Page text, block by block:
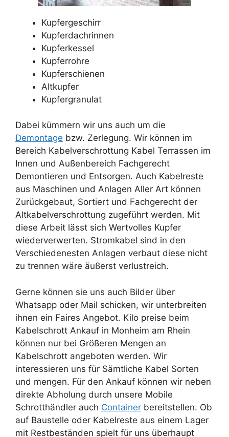
Kupfergeschirr
Kupferdachrinnen
Kupferkessel
Kupferrohre
Kupferschienen
Altkupfer
Kupfergranulat
Dabei kümmern wir uns auch um die
Demontage bzw. Zerlegung. Wir können im
Bereich Kabelverschrottung Kabel Terrassen im
Innen und Außenbereich Fachgerecht
Demontieren und Entsorgen. Auch Kabelreste
aus Maschinen und Anlagen Aller Art können
Zurückgebaut, Sortiert und Fachgerecht der
Altkabelverschrottung zugeführt werden. Mit
diese Arbeit lässt sich Wertvolles Kupfer
wiederverwerten. Stromkabel sind in den
Verschiedenesten Anlagen verbaut diese nicht
zu trennen wäre äußerst verlustreich.
Gerne können sie uns auch Bilder über
Whatsapp oder Mail schicken, wir unterbreiten
ihnen ein Faires Angebot. Kilo preise beim
Kabelschrott Ankauf in Monheim am Rhein
können nur bei Größeren Mengen an
Kabelschrott angeboten werden. Wir
interessieren uns für Sämtliche Kabel Sorten
und mengen. Für den Ankauf können wir neben
direkte Abholung durch unsere Mobile
Schrotthändler auch Container bereitstellen. Ob
auf Baustelle oder Kabelreste aus einem Lager
mit Restbeständen spielt für uns überhaupt